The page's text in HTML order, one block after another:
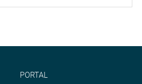
PORTAL